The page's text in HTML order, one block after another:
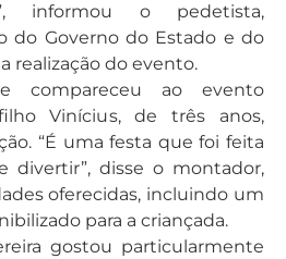
informou o pedetista,
do Governo do Estado e do
realização do evento.
compareceu ao evento
Vinícius, de três anos,
“É uma festa que foi feita
divertir”, disse o montador,
oferecidas, incluindo um
para a criançada.
gostou particularmente